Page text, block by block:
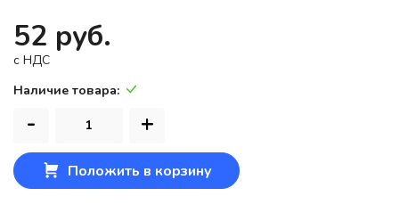
52 руб.
c НДС
Наличие товара:
- +
Положить в корзину